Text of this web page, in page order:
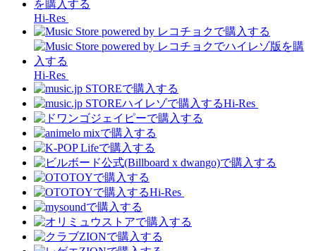
Hi-Res
Hi-Res
Hi-Res
Hi-Res